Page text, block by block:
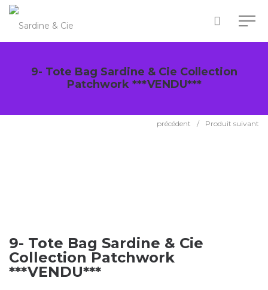
9- Tote Bag Sardine & Cie Collection
Patchwork ***VENDU***
précédent / Produit suivant
9- Tote Bag Sardine & Cie
Collection Patchwork
***VENDU***